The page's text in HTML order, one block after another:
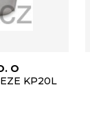
O
KP20L